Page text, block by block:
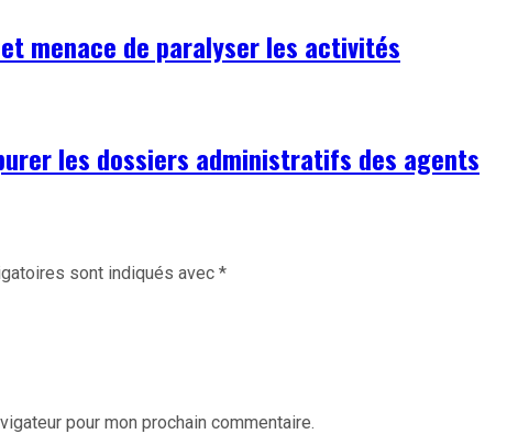
menace de paralyser les activités
les dossiers administratifs des agents
sont indiqués avec *
pour mon prochain commentaire.